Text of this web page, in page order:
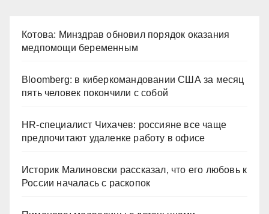
Котова: Минздрав обновил порядок оказания
медпомощи беременным
Bloomberg: в киберкомандовании США за месяц
пять человек покончили с собой
HR-специалист Чихачев: россияне все чаще
предпочитают удаленке работу в офисе
Историк Малиновски рассказал, что его любовь к
России началась с раскопок